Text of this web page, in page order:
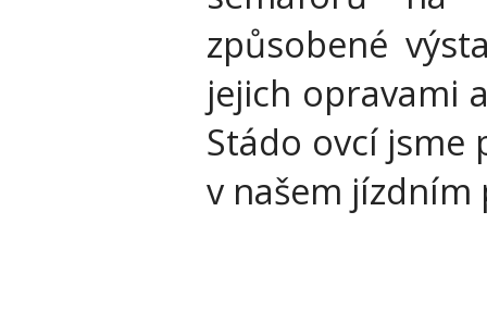
způsobené
jejich opravami
Stádo ovcí jsme
v našem